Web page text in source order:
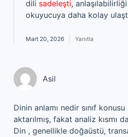
dili sadeleşti,
okuyucuya daha kolay
Mart 20, 2026 Yanıtla
Asil
Dinin anlamı nedir sınıf
aktarılmış, fakat analiz kısmı
Din , genellikle doğaüstü,